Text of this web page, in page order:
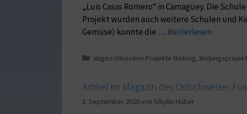
„Luis Casas Romero“ in Camagüey. Die
Projekt wurden auch weitere Schulen und
Gemüse) konnte die …Weiterlesen
abgeschlossene Projekte Bildung,
Artikel im Magazin des Ostschweizer
3. September 2020von Sibylle Huber